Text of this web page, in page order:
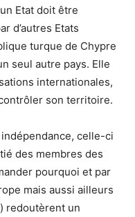
Etat doit être
d’autres Etats
turque de Chypre
seul autre pays. Elle
internationales,
son territoire.
celle-ci
des membres des
pourquoi et par
mais aussi ailleurs
redoutèrent un